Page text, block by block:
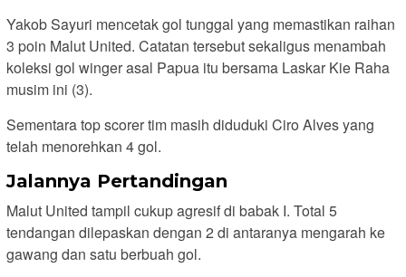
Yakob Sayuri mencetak gol tunggal yang memastikan raihan
3 poin Malut United. Catatan tersebut sekaligus menambah
koleksi gol winger asal Papua itu bersama Laskar Kie Raha
musim ini (3).
Sementara top scorer tim masih diduduki Ciro Alves yang
telah menorehkan 4 gol.
Jalannya Pertandingan
Malut United tampil cukup agresif di babak I. Total 5
tendangan dilepaskan dengan 2 di antaranya mengarah ke
gawang dan satu berbuah gol.